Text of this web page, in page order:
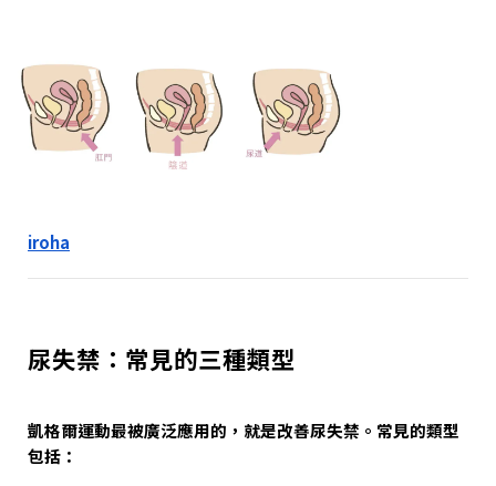
iroha
尿失禁：常見的三種類型
凱格爾運動最被廣泛應用的，就是改善尿失禁。常見的類型
包括：